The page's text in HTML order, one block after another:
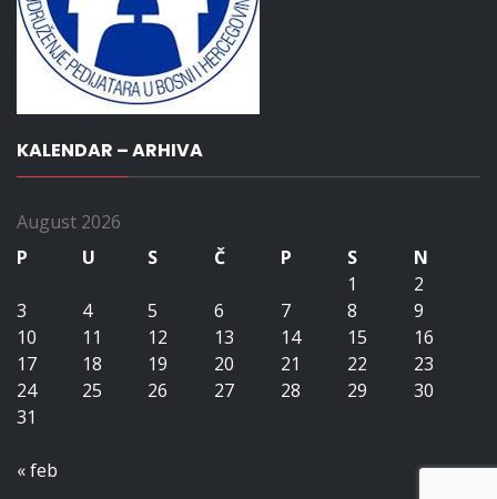
KALENDAR – ARHIVA
August 2026
P
U S Č P S
N
1
2
3
4 5 6 7 8
9
10
11 12 13 14 15
16
17
18 19 20 21 22
23
24
25 26 27 28 29
30
31
« feb